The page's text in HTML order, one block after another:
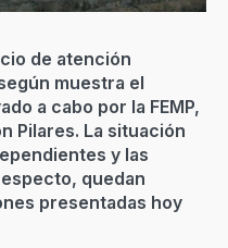
de atención
muestra el
a cabo por la FEMP,
Pilares. La situación
y las
quedan
presentadas hoy